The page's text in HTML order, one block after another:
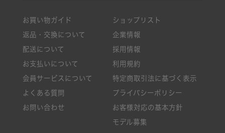
お買い物ガイド
返品・交換について
配送について
お支払いについて
会員サービスについて
よくある質問
お問い合わせ
ショップリスト
企業情報
採用情報
利用規約
特定商取引法に基づく表示
プライバシーポリシー
お客様対応の基本方針
モデル募集